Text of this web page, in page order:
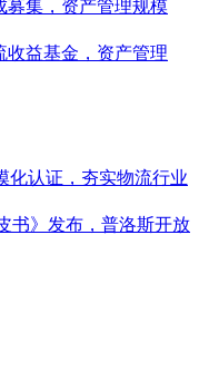
募集，资产管理规模
收益基金，资产管理
化认证，夯实物流行业
书》发布，普洛斯开放